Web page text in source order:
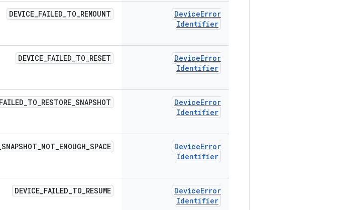
DeviceError
Identifier
DEVICE_FAILED_TO_REMOUNT
DeviceError
Identifier
DEVICE_FAILED_TO_RESET
DeviceError
Identifier
FAILED_TO_RESTORE_SNAPSHOT
DeviceError
Identifier
SNAPSHOT_NOT_ENOUGH_SPACE
DeviceError
Identifier
DEVICE_FAILED_TO_RESUME